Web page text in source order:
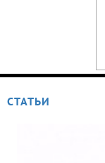
СТАТЬИ